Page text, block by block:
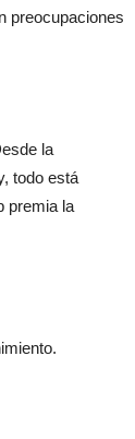
preocupaciones
la
todo está
premia la